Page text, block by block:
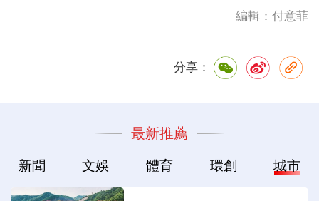
編輯：付意菲
分享：
最新推薦
新聞 文娛 體育 環創 城市